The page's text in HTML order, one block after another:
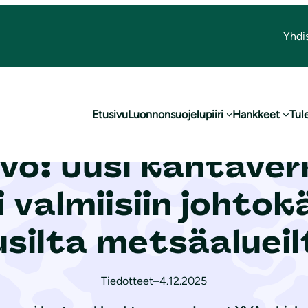
EtusivuLuonnonsuojelupiiri Hankkeet
ensisijaisesti valmiisiin johtokäytäviin, pois uusilta metsäalueilta
Uusi
valmiisiin
Tiedotteet–4.12.2025